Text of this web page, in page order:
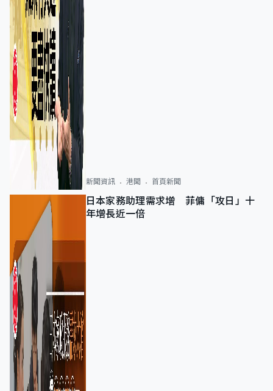
新聞資訊 港聞 首頁新聞
日本家務助理需求增 菲傭「攻日」十
年增長近一倍